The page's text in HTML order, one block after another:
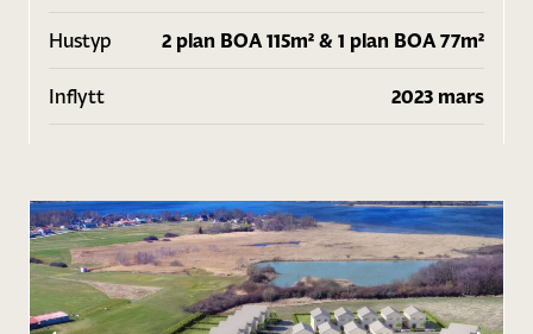
Hustyp 2 plan BOA 115m² & 1 plan BOA 77m²
Inflytt 2023 mars